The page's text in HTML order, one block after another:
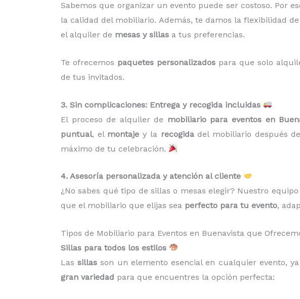
Sabemos que organizar un evento puede ser costoso. Por
la calidad del mobiliario. Además, te damos la flexibilidad
el alquiler de mesas y sillas a tus preferencias.
Te ofrecemos paquetes personalizadospara que solo
de tus invitados.
3. Sin complicaciones: Entrega y recogida incluidas
El proceso de alquiler de mobiliario para eventos en
puntual, el montaje y la recogidadel mobiliario después
máximo de tu celebración.
4. Asesoría personalizada y atención al cliente
¿No sabes qué tipo de sillas o mesas elegir? Nuestro
que el mobiliario que elijas sea perfecto para tu evento,
Tipos de Mobiliario para Eventos en Buenavista que
Sillas para todos los estilos
Lassillas son un elemento esencial en cualquier evento,
gran variedad para que encuentres la opción perfecta: